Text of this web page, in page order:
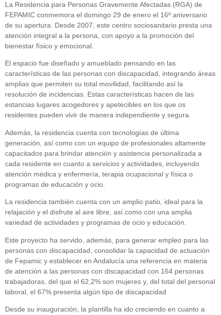
La Residencia para Personas Gravemente Afectadas (RGA) de
FEPAMIC conmemora el domingo 29 de enero el 16º aniversario
de su apertura. Desde 2007, este centro sociosanitario presta una
atención integral a la persona, con apoyo a la promoción del
bienestar físico y emocional.
El espacio fue diseñado y amueblado pensando en las
características de las personas con discapacidad, integrando áreas
amplias que permiten su total movilidad, facilitando así la
resolución de incidencias. Estas características hacen de las
estancias lugares acogedores y apetecibles en los que os
residentes pueden vivir de manera independiente y segura.
Además, la residencia cuenta con tecnologías de última
generación, así como con un equipo de profesionales altamente
capacitados para brindar atención y asistencia personalizada a
cada residente en cuanto a servicios y actividades, incluyendo
atención médica y enfermería, terapia ocupacional y física o
programas de educación y ocio.
La residencia también cuenta con un amplio patio, ideal para la
relajación y el disfrute al aire libre, así como con una amplia
variedad de actividades y programas de ocio y educación.
Este proyecto ha servido, además, para generar empleo para las
personas con discapacidad, consolidar la capacidad de actuación
de Fepamic y establecer en Andalucía una referencia en materia
de atención a las personas con discapacidad con 164 personas
trabajadoras, del que el 62,2% son mujeres y, del total del personal
laboral, el 67% presenta algún tipo de discapacidad
Desde su inauguración, la plantilla ha ido creciendo en cuanto a